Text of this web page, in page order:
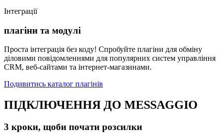
Інтеграції
плагіни та модулі
Проста інтеграція без коду! Спробуйте плагіни для обміну
діловими повідомленнями для популярних систем управління
CRM, веб-сайтами та інтернет-магазинами.
Подивитись каталог плагінів
ПІДКЛЮЧЕННЯ ДО MESSAGGIO
3 кроки, щоби почати розсилки